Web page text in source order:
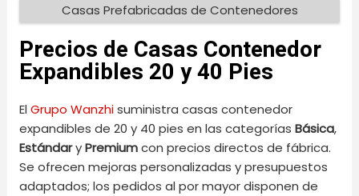
Casas Prefabricadas de Contenedores
Precios de Casas Contenedor
Expandibles 20 y 40 Pies
ElGrupo Wanzhisuministra casas contenedor
expandibles de 20 y 40 pies en las categoríasBásica,
EstándaryPremiumcon precios directos de fábrica.
Se ofrecen mejoras personalizadas y presupuestos
adaptados; los pedidos al por mayor disponen de